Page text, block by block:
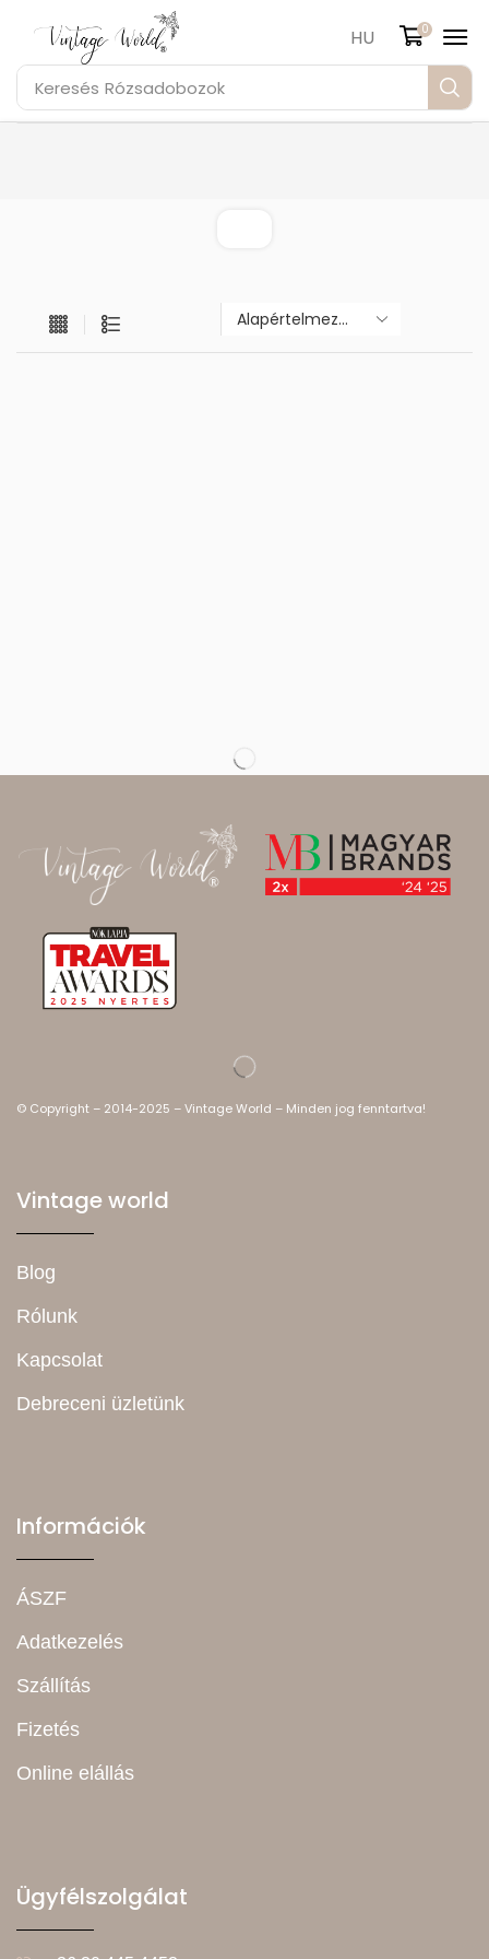
Keresés Rózsadobozok
HU 0
© Copyright – 2014-2025 – Vintage World – Minden jog fenntartva!
Vintage world
Blog
Rólunk
Kapcsolat
Debreceni üzletünk
Információk
ÁSZF
Adatkezelés
Szállítás
Fizetés
Online elállás
Ügyfélszolgálat